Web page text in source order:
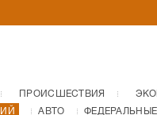
ПРОИСШЕСТВИЯ
АВТО